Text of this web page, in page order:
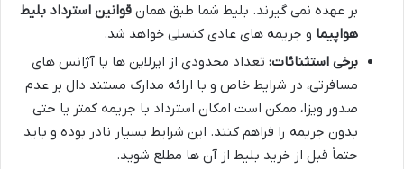
بر عهده نمی گیرند. بلیط شما طبق همان قوانین استرداد بلیط
هواپیما و جریمه های عادی کنسلی خواهد شد.
برخی استثنائات: تعداد محدودی از ایرلاین ها یا آژانس های
مسافرتی، در شرایط خاص و با ارائه مدارک مستند دال بر عدم
صدور ویزا، ممکن است امکان استرداد با جریمه کمتر یا حتی
بدون جریمه را فراهم کنند. این شرایط بسیار نادر بوده و باید
حتماً قبل از خرید بلیط از آن ها مطلع شوید.